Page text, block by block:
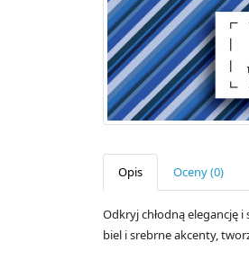
Opis Oceny (0)
Odkryj chłodną elegancję
biel i srebrne akcenty,